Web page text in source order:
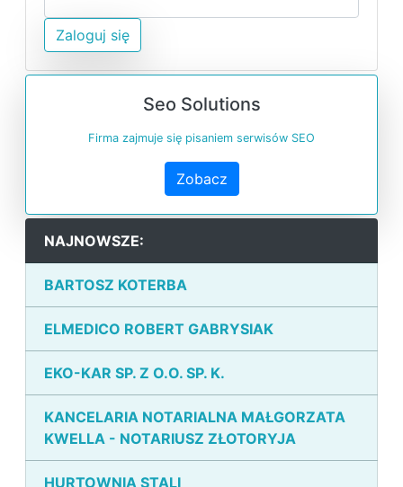
Zaloguj się
Seo Solutions
Firma zajmuje się pisaniem serwisów SEO
Zobacz
NAJNOWSZE:
BARTOSZ KOTERBA
ELMEDICO ROBERT GABRYSIAK
EKO-KAR SP. Z O.O. SP. K.
KANCELARIA NOTARIALNA MAŁGORZATA
KWELLA - NOTARIUSZ ZŁOTORYJA
HURTOWNIA STALI